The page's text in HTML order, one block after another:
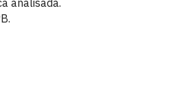
analisada.